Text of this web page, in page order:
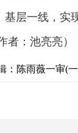
层一线，实
：池亮亮）
：陈雨薇一审(